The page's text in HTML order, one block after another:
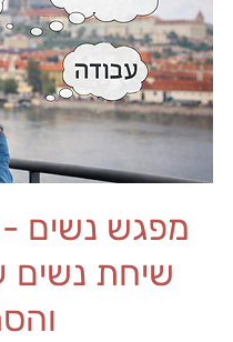
מפגש נשים -
שיחת נשים